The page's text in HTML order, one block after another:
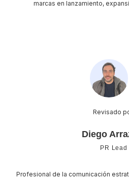
marcas en lanzamiento,
Revisado
Diego
PR Lead
Profesional de la comunicación